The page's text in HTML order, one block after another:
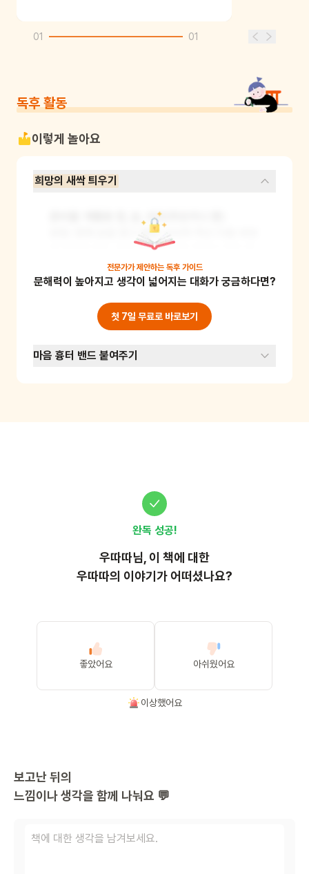
01 01
독후 활동
이렇게 놀아요
희망의 새싹 틔우기
준비물: 재활용 컵, 솜, 씨앗(무순이나 콩)
방법: 컵에 솜을 깔고 물을 넉넉히 적신 다음 씨앗
을 올려두세요. 매일 정성껏 물을 주면서 싹이 올
라오는 신비로운 과정을 함께 지켜봐 주세요. 생
명이 다시 피어나는 힘을 직접 보며 포기하지 않
는 마음을 자연스럽게 배웁니다.
전문가가 제안하는 독후 가이드
문해력이 높아지고 생각이 넓어지는 대화가 궁금하다면?
첫 7일 무료로 바로보기
마음 흉터 밴드 붙여주기
완독 성공!
우따따님, 이 책에 대한
우따따의 이야기가 어떠셨나요?
좋았어요 아쉬웠어요
이상했어요
보고난 뒤의
느낌이나 생각을 함께 나눠요 💬